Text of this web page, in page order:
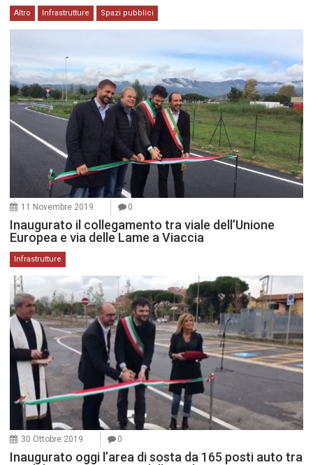
Altro Infrastrutture Spazi pubblici
11 Novembre 2019 0
Inaugurato il collegamento tra viale dell’Unione
Europea e via delle Lame a Viaccia
Infrastrutture
30 Ottobre 2019 0
Inaugurato oggi l’area di sosta da 165 posti auto tra